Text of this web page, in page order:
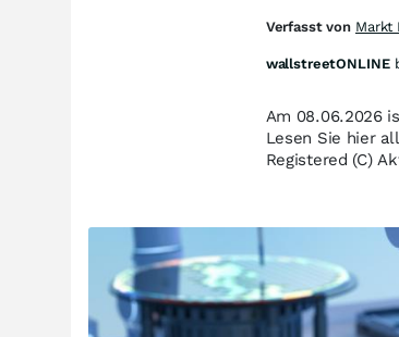
Am 08.06.2026
Lesen Sie hier
Registered (C)
Verfasst von Markt
wallstreetONLINE